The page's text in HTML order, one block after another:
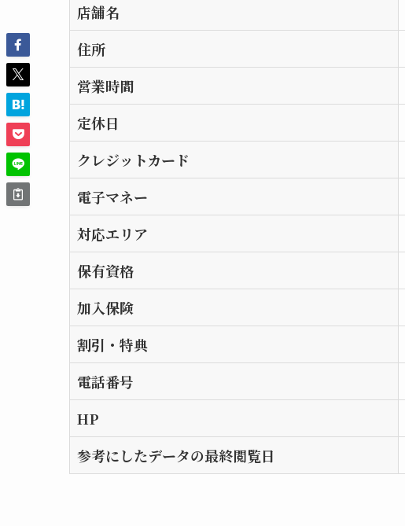
店舗名
住所
営業時間
定休日
クレジットカード
電子マネー
対応エリア
保有資格
加入保険
割引・特典
電話番号
HP
参考にしたデータの最終閲覧日